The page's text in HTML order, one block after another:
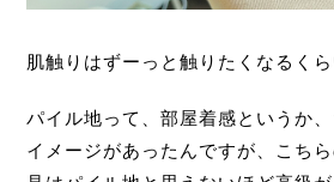
肌触りはずーっと触りたくなるくら
パイル地って、部屋着感というか
イメージがあったんですが、こち